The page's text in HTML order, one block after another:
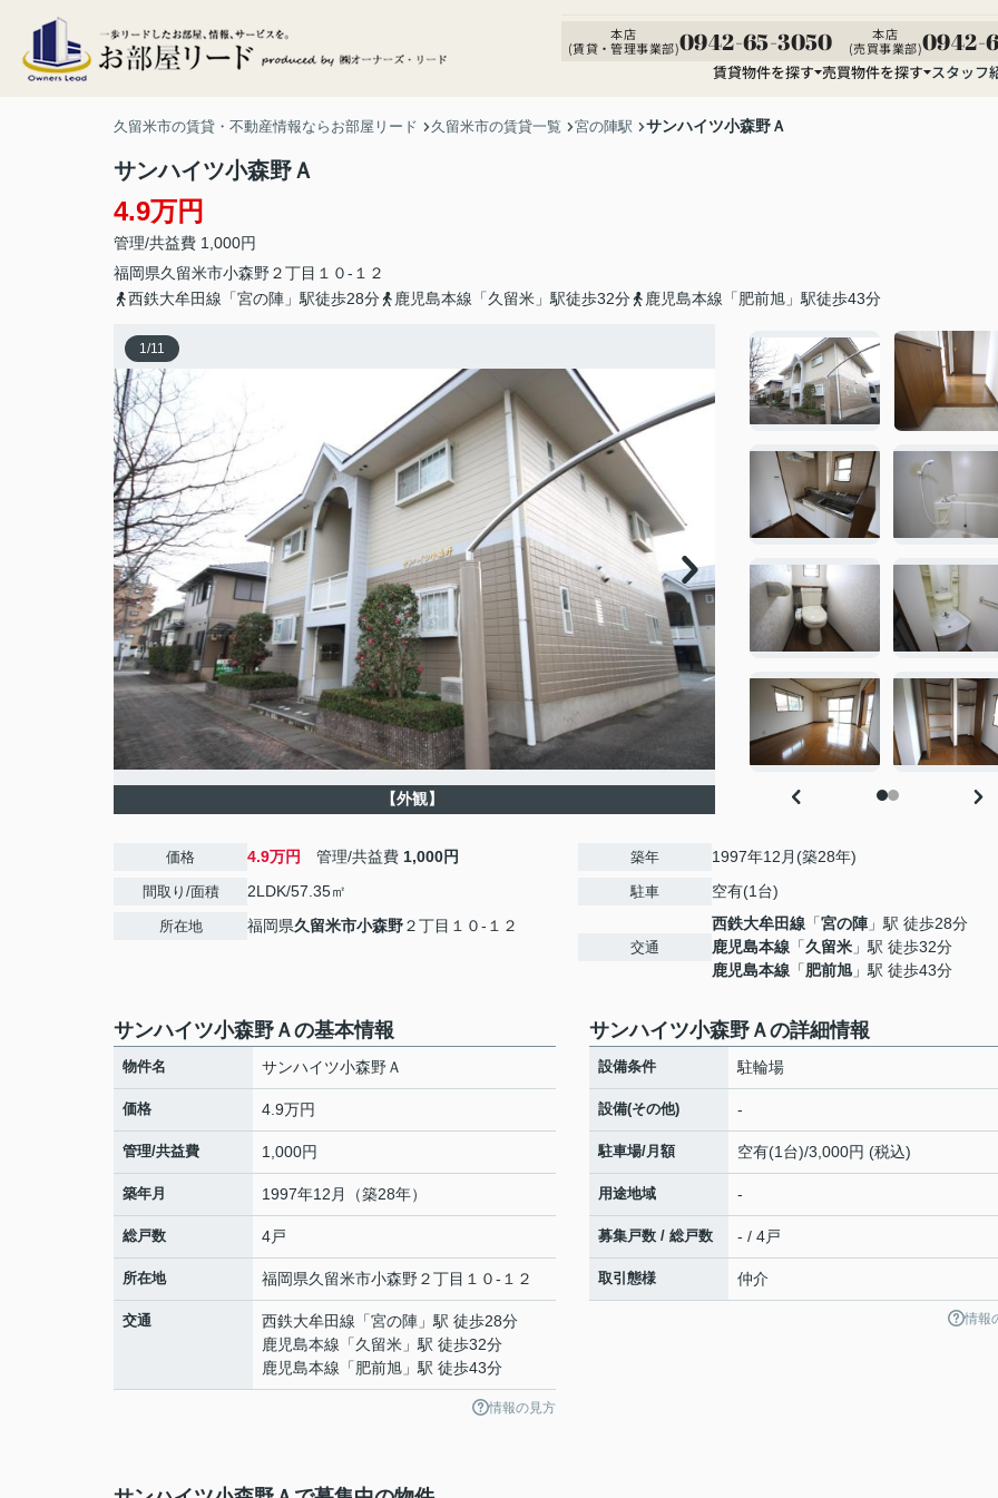
本店
(賃貸・管理事業部)0942-65-3050
本店
(売買事業部)0942-
賃貸物件を探す 売買物件を探す スタッフ
久留米市の賃貸・不動産情報ならお部屋リード 久留米市の賃貸一覧 宮の陣駅 サンハイツ小森野Ａ
サンハイツ小森野Ａ
4.9万円
管理/共益費 1,000円
福岡県久留米市小森野２丁目１０-１２
西鉄大牟田線「宮の陣」駅徒歩28分
鹿児島本線「久留米」駅徒歩32分 鹿児島本線「肥前旭」駅徒歩43分
1/11
【外観】
価格 4.9万円 管理/共益費 1,000円
間取り/面積 2LDK/57.35㎡
所在地 福岡県久留米市小森野２丁目１０-１２
築年 1997年12月(築28年)
駐車 空有(1台)
交通
西鉄大牟田線 「宮の陣」駅 徒歩28分
鹿児島本線 「久留米 」駅 徒歩32分
鹿児島本線 「肥前旭 」駅 徒歩43分
サンハイツ小森野Ａの基本情報
物件名 サンハイツ小森野Ａ
価格 4.9万円
管理/共益費 1,000円
築年月 1997年12月（築28年）
総戸数 4戸
所在地 福岡県久留米市小森野２丁目１０-１２
交通 西鉄大牟田線 「宮の陣 」駅 徒歩28分
鹿児島本線 「久留米 」駅 徒歩32分
鹿児島本線 「 肥前旭 」駅 徒歩43分
情報の見方
サンハイツ小森野Ａの詳細情報
設備条件 駐輪場
設備(その他) -
駐車場/月額 空有(1台)/3,000円 (税込)
用途地域 -
募集戸数 / 総戸数 - / 4戸
取引態様 仲介
情報